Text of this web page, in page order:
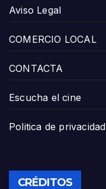
Aviso Legal
COMERCIO LOCAL
CONTACTA
Escucha el cine
Politica de privacidad
CRÉDITOS